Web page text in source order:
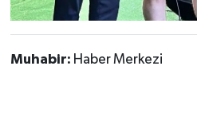
Muhabir: Haber Merkezi